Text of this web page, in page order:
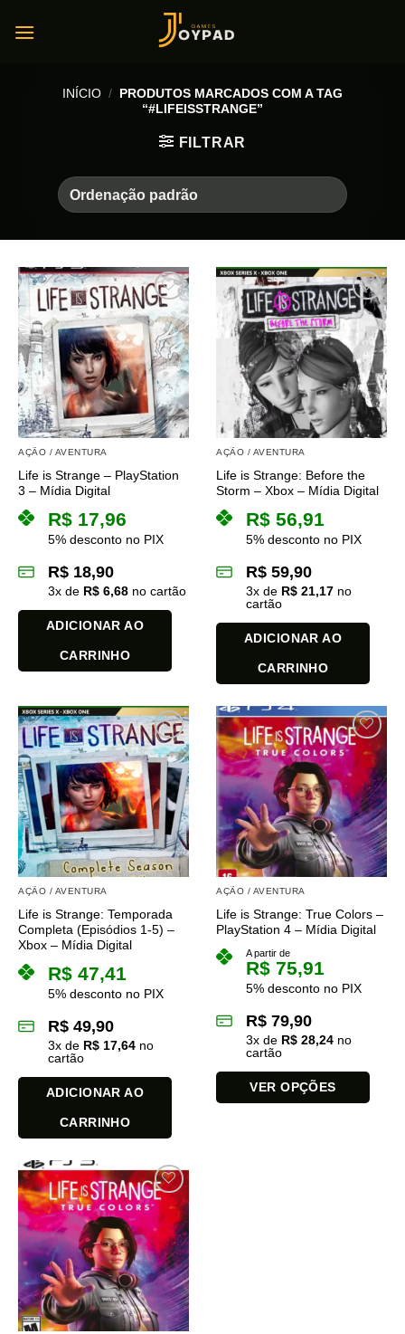
INÍCIO / PRODUTOS MARCADOS COM A TAG
“#LIFEISSTRANGE”
FILTRAR
AÇÃO / AVENTURA
Life is Strange – PlayStation
3 – Mídia Digital
R$ 17,96
5% desconto no PIX
R$ 18,90
3x de R$ 6,68 no cartão
ADICIONAR AO
CARRINHO
AÇÃO / AVENTURA
Life is Strange: Before the
Storm – Xbox – Mídia Digital
R$ 56,91
5% desconto no PIX
R$ 59,90
3x de R$ 21,17 no
cartão
ADICIONAR AO
CARRINHO
AÇÃO / AVENTURA
Life is Strange: Temporada
Completa (Episódios 1-5) –
Xbox – Mídia Digital
R$ 47,41
5% desconto no PIX
R$ 49,90
3x de R$ 17,64 no
cartão
ADICIONAR AO
CARRINHO
AÇÃO / AVENTURA
Life is Strange: True Colors –
PlayStation 4 – Mídia Digital
A partir de
R$ 75,91
5% desconto no PIX
R$ 79,90
3x de R$ 28,24 no
cartão
VER OPÇÕES